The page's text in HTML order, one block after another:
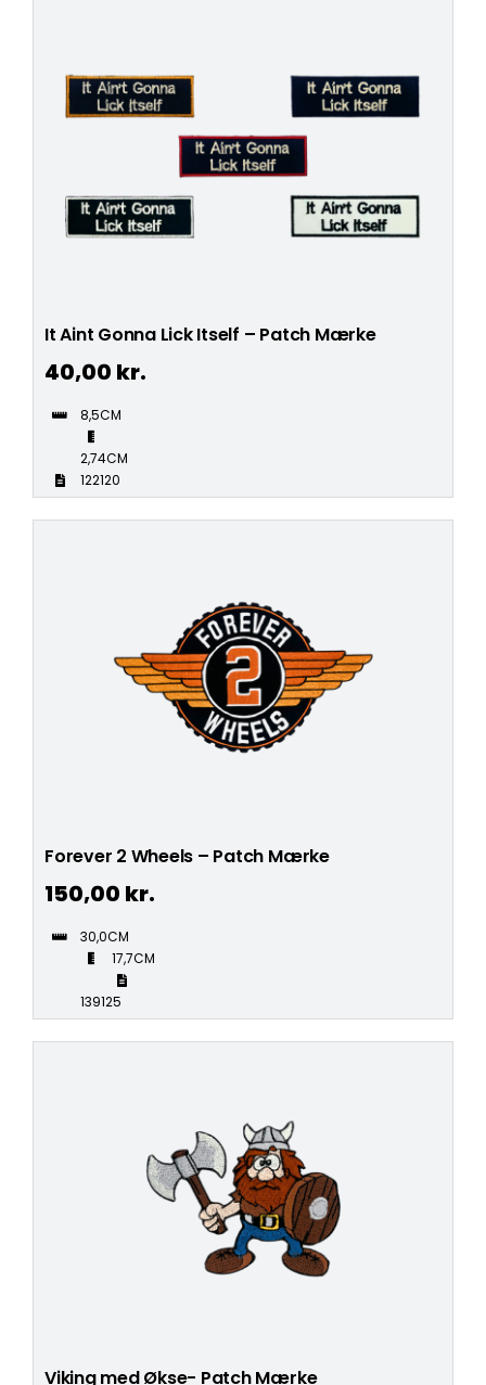
It Aint Gonna Lick Itself – Patch Mærke
40,00 kr.
8,5CM
2,74CM
122120
Forever 2 Wheels – Patch Mærke
150,00 kr.
30,0CM
17,7CM
139125
Viking med Økse- Patch Mærke